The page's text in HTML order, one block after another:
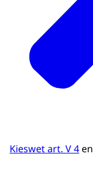
Kieswet art. V 4en